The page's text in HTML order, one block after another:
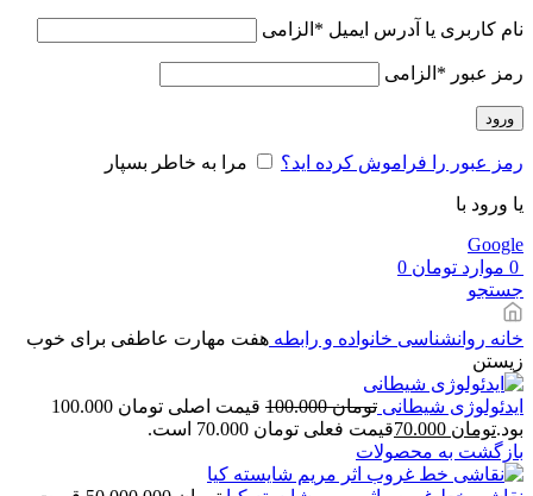
نام کاربری یا آدرس ایمیل * الزامی
رمز عبور * الزامی
ورود
رمز عبور را فراموش کرده اید؟ مرا به خاطر بسپار
یا ورود با
Google
0 موارد تومان
جستجو
خانه روانشناسی خانواده و رابطه هفت مهارت عاطفی برای خوب
زیستن
ایدئولوژی شیطانی تومان100.000
قیمت اصلی تومان 100.000
بود.تومان
قیمت فعلی تومان 70.000 است.
بازگشت به محصولات